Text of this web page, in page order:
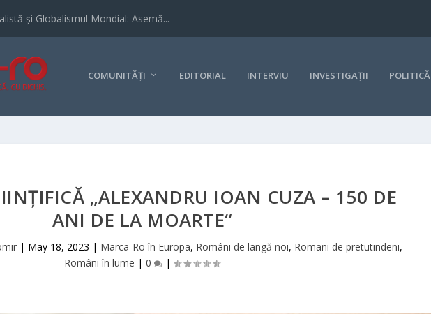
și Globalismul Mondial: Asemă...
COMUNITĂȚI EDITORIAL INTERVIU INVESTIGAȚII POLITICĂ
„ALEXANDRU IOAN CUZA – 150 DE
ANI DE LA MOARTE“
| May 18, 2023 | Marca-Ro în Europa, Români de langă noi, Romani de pretutindeni,
Români în lume |0 |